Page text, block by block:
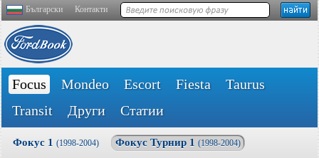
Български Контакти
Focus Mondeo Escort Fiesta
Taurus
Transit
Други Статии
Фокус 1 (1998-2004) Фокус Турнир 1 (1998-2004)